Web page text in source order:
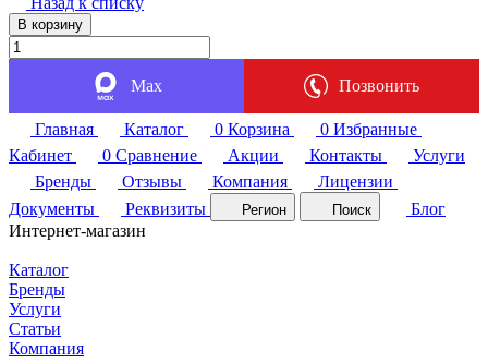
В корзину
Max Позвонить
Главная Каталог 0 Корзина 0 Избранные
Кабинет
0 Сравнение Акции Контакты
Услуги
Бренды
Отзывы Компания
Лицензии
Документы
Реквизиты Регион Поиск
Блог
Интернет-магазин
Каталог
Бренды
Услуги
Статьи
Компания